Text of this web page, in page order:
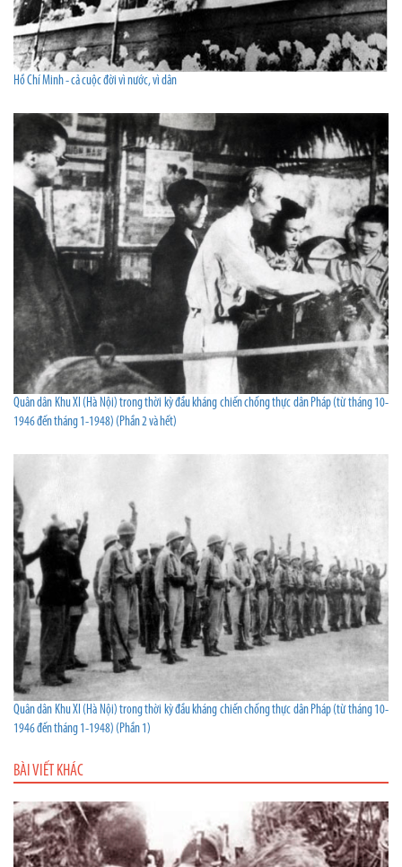
Hồ Chí Minh - cả cuộc đời vì nước, vì dân
Quân dân Khu XI (Hà Nội) trong thời kỳ đầu kháng chiến chống thực dân Pháp (từ tháng 10-
1946 đến tháng 1-1948) (Phần 2 và hết)
Quân dân Khu XI (Hà Nội) trong thời kỳ đầu kháng chiến chống thực dân Pháp (từ tháng 10-
1946 đến tháng 1-1948) (Phần 1)
BÀI VIẾT KHÁC